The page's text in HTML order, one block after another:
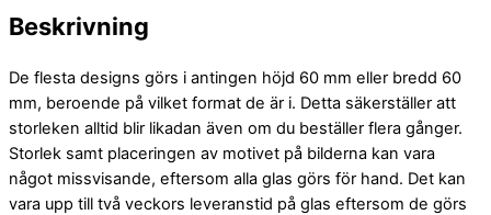
Beskrivning
De flesta designs görs i antingen höjd 60 mm eller bredd 60
mm, beroende på vilket format de är i. Detta säkerställer att
storleken alltid blir likadan även om du beställer flera gånger.
Storlek samt placeringen av motivet på bilderna kan vara
något missvisande, eftersom alla glas görs för hand. Det kan
vara upp till två veckors leveranstid på glas eftersom de görs